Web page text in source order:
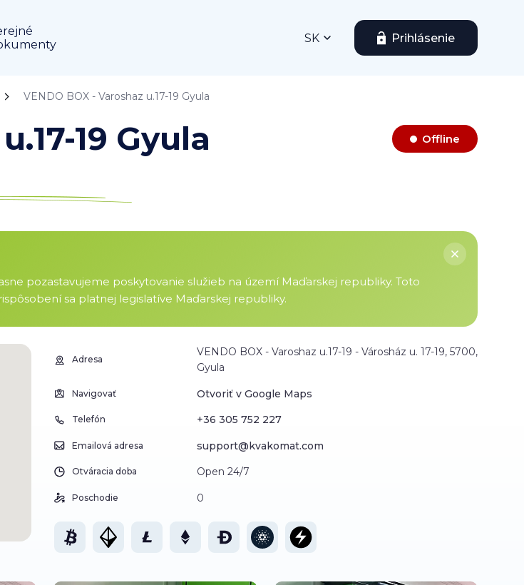
SK Prihlásenie
VENDO BOX - Varoshaz u.17-19 Gyula
19 Gyula
Offline
pozastavujeme poskytovanie služieb na území Maďarskej republiky. Toto
sa platnej legislatíve Maďarskej republiky.
Adresa
VENDO BOX - Varoshaz u.17-19 - Városház u. 17-19, 5700,
Gyula
Navigovať Otvoriť v Google Maps
Telefón +36 305 752 227
Emailová adresa support@kvakomat.com
Otváracia doba Open 24/7
Poschodie 0